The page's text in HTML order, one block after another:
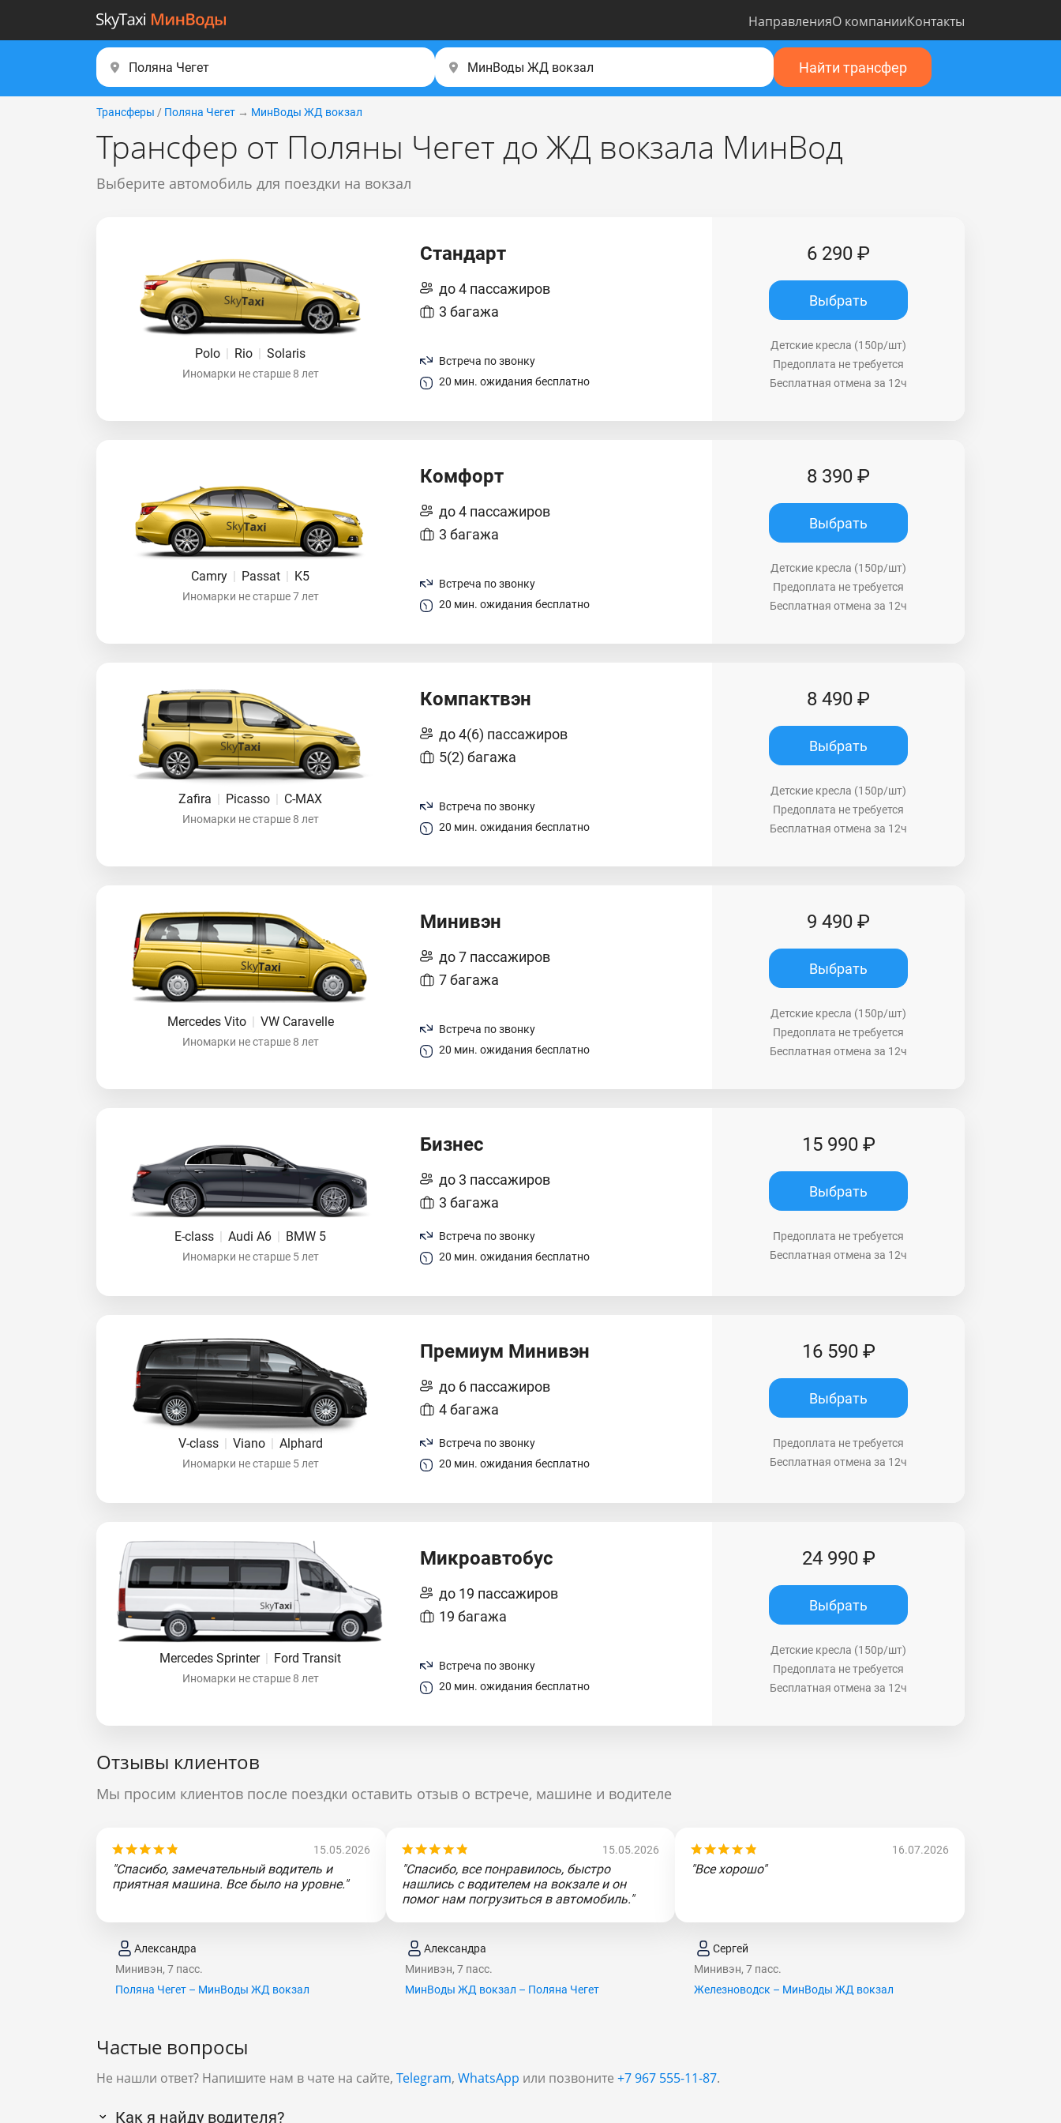
НаправленияО компанииКонтакты
Найти трансфер
Трансферы / Поляна Чегет → МинВоды ЖД вокзал
Трансфер от Поляны Чегет до ЖД вокзала МинВод
Выберите автомобиль для поездки на вокзал
Polo | Rio | Solaris
Иномарки не старше 8 лет
Стандарт
до 4 пассажиров
3 багажа
Встреча по звонку
20 мин. ожидания бесплатно
6 290 ₽
Выбрать
Детские кресла (150р/шт)
Предоплата не требуется
Бесплатная отмена за 12ч
Camry | Passat | K5
Иномарки не старше 7 лет
Комфорт
до 4 пассажиров
3 багажа
Встреча по звонку
20 мин. ожидания бесплатно
8 390 ₽
Выбрать
Детские кресла (150р/шт)
Предоплата не требуется
Бесплатная отмена за 12ч
Zafira | Picasso | C-MAX
Иномарки не старше 8 лет
Компактвэн
до 4(6) пассажиров
5(2) багажа
Встреча по звонку
20 мин. ожидания бесплатно
8 490 ₽
Выбрать
Детские кресла (150р/шт)
Предоплата не требуется
Бесплатная отмена за 12ч
Mercedes Vito | VW Caravelle
Иномарки не старше 8 лет
Минивэн
до 7 пассажиров
7 багажа
Встреча по звонку
20 мин. ожидания бесплатно
9 490 ₽
Выбрать
Детские кресла (150р/шт)
Предоплата не требуется
Бесплатная отмена за 12ч
E-class | Audi A6 | BMW 5
Иномарки не старше 5 лет
Бизнес
до 3 пассажиров
3 багажа
Встреча по звонку
20 мин. ожидания бесплатно
15 990 ₽
Выбрать
Предоплата не требуется
Бесплатная отмена за 12ч
V-class | Viano | Alphard
Иномарки не старше 5 лет
Премиум Минивэн
до 6 пассажиров
4 багажа
Встреча по звонку
20 мин. ожидания бесплатно
16 590 ₽
Выбрать
Предоплата не требуется
Бесплатная отмена за 12ч
Mercedes Sprinter | Ford Transit
Иномарки не старше 8 лет
Микроавтобус
до 19 пассажиров
19 багажа
Встреча по звонку
20 мин. ожидания бесплатно
24 990 ₽
Выбрать
Детские кресла (150р/шт)
Предоплата не требуется
Бесплатная отмена за 12ч
Отзывы клиентов
Мы просим клиентов после поездки оставить отзыв о встрече, машине и водителе
15.05.2026
"Спасибо, замечательный водитель и
приятная машина. Все было на уровне."
Александра
Минивэн, 7 пасс.
Поляна Чегет – МинВоды ЖД вокзал
15.05.2026
"Спасибо, все понравилось, быстро
нашлись с водителем на вокзале и он
помог нам погрузиться в автомобиль."
Александра
Минивэн, 7 пасс.
МинВоды ЖД вокзал – Поляна Чегет
16.07.2026
"Все хорошо"
Сергей
Минивэн, 7 пасс.
Железноводск – МинВоды ЖД вокзал
Частые вопросы
Не нашли ответ? Напишите нам в чате на сайте, Telegram, WhatsApp или позвоните +7 967 555-11-87.
Как я найду водителя?